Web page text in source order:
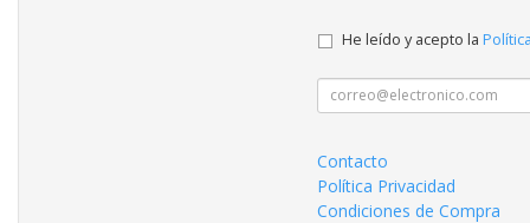
He leído y acepto la
Contacto
Política Privacidad
Condiciones de Compra